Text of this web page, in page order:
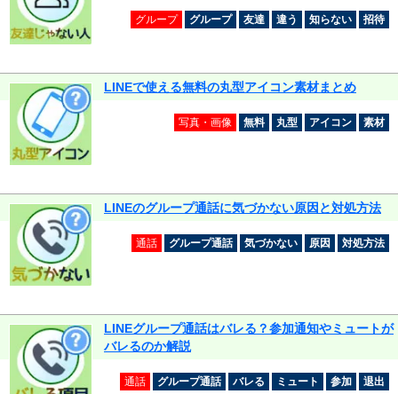
グループ グループ 友達 違う 知らない 招待
LINEで使える無料の丸型アイコン素材まとめ
写真・画像 無料 丸型 アイコン 素材
LINEのグループ通話に気づかない原因と対処方法
通話 グループ通話 気づかない 原因 対処方法
LINEグループ通話はバレる？参加通知やミュートが
バレるのか解説
通話 グループ通話 バレる ミュート 参加 退出